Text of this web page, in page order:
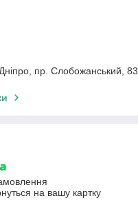
пр. Слобожанський, 83
на вашу картку